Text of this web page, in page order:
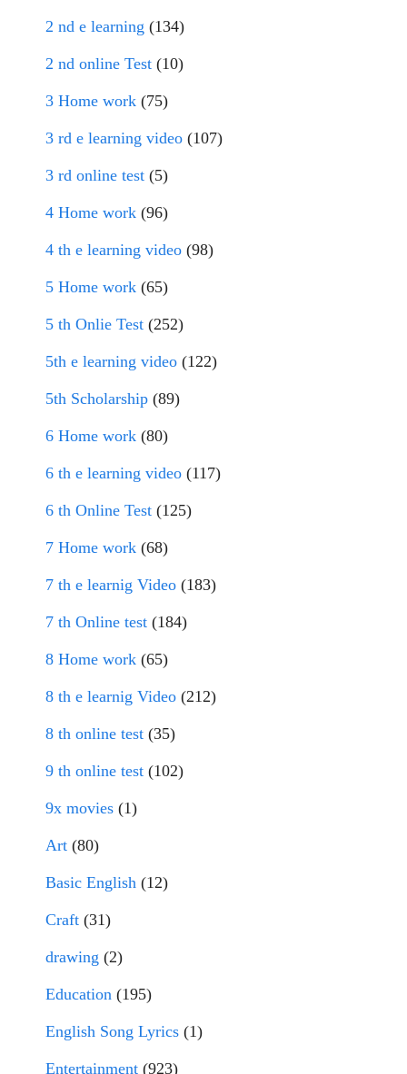
2 nd e learning (134)
2 nd online Test (10)
3 Home work (75)
3 rd e learning video (107)
3 rd online test (5)
4 Home work (96)
4 th e learning video (98)
5 Home work (65)
5 th Onlie Test (252)
5th e learning video (122)
5th Scholarship (89)
6 Home work (80)
6 th e learning video (117)
6 th Online Test (125)
7 Home work (68)
7 th e learnig Video (183)
7 th Online test (184)
8 Home work (65)
8 th e learnig Video (212)
8 th online test (35)
9 th online test (102)
9x movies (1)
Art (80)
Basic English (12)
Craft (31)
drawing (2)
Education (195)
English Song Lyrics (1)
Entertainment (923)